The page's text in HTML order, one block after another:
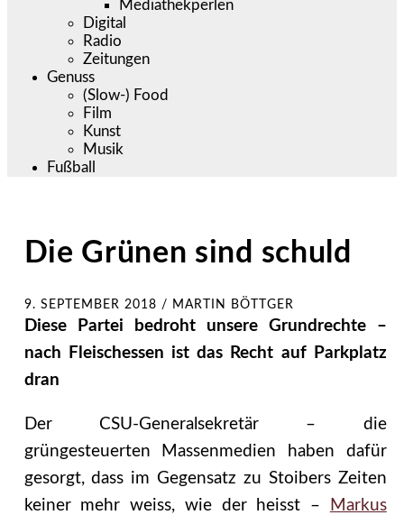
Mediathekperlen
Digital
Radio
Zeitungen
Genuss
(Slow-) Food
Film
Kunst
Musik
Fußball
Die Grünen sind schuld
9. SEPTEMBER 2018 / MARTIN BÖTTGER
Diese Partei bedroht unsere Grundrechte –
nach Fleischessen ist das Recht auf Parkplatz
dran
Der CSU-Generalsekretär – die
grüngesteuerten Massenmedien haben dafür
gesorgt, dass im Gegensatz zu Stoibers Zeiten
keiner mehr weiss, wie der heisst –
Markus